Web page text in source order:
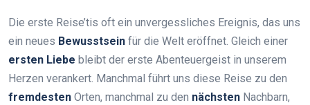
Die erste Reise’tis oft ein unvergessliches Ereignis, das uns
ein neues Bewusstsein für die Welt eröffnet. Gleich einer
ersten Liebe bleibt der erste Abenteuergeist in unserem
Herzen verankert. Manchmal führt uns diese Reise zu den
fremdesten Orten, manchmal zu den nächsten Nachbarn,